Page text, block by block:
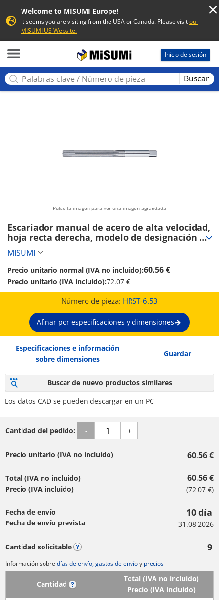
Welcome to MISUMI Europe!
It seems you are visiting from the USA or Canada. Please visitour
MISUMI US Website.
Inicio de sesión
Buscar
Pulse la imagen para ver una imagen agrandada
Escariador manual de acero de alta velocidad,
hoja recta derecha, modelo de designación
por unidad de 0.01 mm (HRST-6.53)
MISUMI
Precio unitario normal (IVA no incluido):60.56 €
Precio unitario (IVA incluido):72.07 €
Número de pieza: HRST-6.53
Afinar por especificaciones y dimensiones
Especificaciones e información
sobre dimensiones
Guardar
Buscar de nuevo productos similares
Los datos CAD se pueden descargar en un PC
Cantidad del pedido: - +
Precio unitario (IVA no incluido) 60.56 €
Total (IVA no incluido)
Precio (IVA incluido)
60.56 €
(72.07 €)
Fecha de envío
Fecha de envío prevista
10 día
31.08.2026
Cantidad solicitable 9
Información sobre días de envío, gastos de envíoy precios
Cantidad
Total (IVA no incluido)
Precio (IVA incluido)